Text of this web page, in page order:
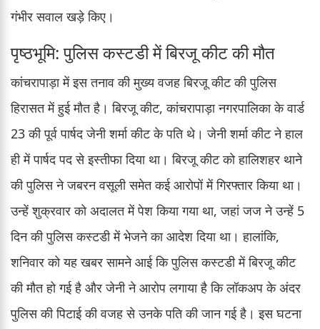
गंभीर सवाल खड़े किए।
पृष्ठभूमि: पुलिस कस्टडी में बिरजू कीट की मौत
कांचरापाड़ा में इस तनाव की मुख्य वजह बिरजू कीट की पुलिस
हिरासत में हुई मौत है। बिरजू कीट, कांचरापाड़ा नगरपालिका के वार्ड
23 की पूर्व पार्षद जेनी शर्मा कीट के पति थे। जेनी शर्मा कीट ने हाल
ही में पार्षद पद से इस्तीफा दिया था। बिरजू कीट को हालिशहर थाने
की पुलिस ने जबरन वसूली समेत कई आरोपों में गिरफ्तार किया था।
उन्हें शुक्रवार को अदालत में पेश किया गया था, जहां जज ने उन्हें 5
दिन की पुलिस कस्टडी में भेजने का आदेश दिया था। हालांकि,
शनिवार को यह खबर सामने आई कि पुलिस कस्टडी में बिरजू कीट
की मौत हो गई है और जेनी ने आरोप लगाया है कि लॉकअप के अंदर
पुलिस की पिटाई की वजह से उनके पति की जान गई है। इस घटना